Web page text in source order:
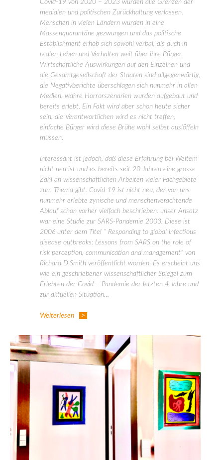
Covid-19 von 2020 – 2023 wurden alle Grenzen der
medialen und politischen Zurückhaltung verlassen.
Menschen in vielen Ländern wurden in eine
Massenquarantäne gezwungen und das politische
Establishment erhob sich sowohl verbal, als auch in
realen Leben und Verhalten weit über ihre Bürger.
Wirtschaftliche Auswirkungen auf den Einzelnen und
die Gesamtgesellschaft der Staaten sind allgegenwärtig,
die Negativberichte überschlagen sich nunmehr in allen
Medien, wahre Horrorszenarien wurden aufgebaut und
bereits erlebt. Ein Fakt wird aber schon heute sicher
sein, die Verantwortlichen wird es nicht treffen,
einfache Bürger wird diese Brühe wohl selbst auslöffeln
müssen.
Interessant ist jedoch, daß diese Erfahrung bei Weitem
nicht neu ist und es bereits seit 20 Jahren eine grosse
Zahl an wissenschaftlichen Arbeiten vieler Fachgebiete
zum Thema gibt. Covid-19 ist nicht neu, der von uns
nunmehr erlebte zynische und menschenverachtende
Ablauf schon vorher vielfach beschrieben. unser Ansatz
war eine Studie zur SARS-Pandemie 2003. Diese ist
2006 unter dem Titel ” Responding to global infectious
disease outbreaks: Lessons from SARS on the role of
risk perception, communication and management” von
Richard D.Smith veröffentlicht worden. Es erscheint uns
wie ein geschriebener wissenschaftlicher Spiegel zum
Erlebten der Covid – Pandemie der letzten 4 Jahre und
zur aktuellen Situation…
Weiterlesen